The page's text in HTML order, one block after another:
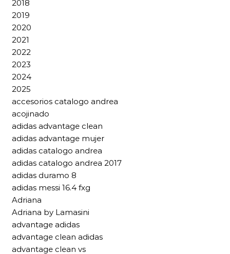
2018
2019
2020
2021
2022
2023
2024
2025
accesorios catalogo andrea
acojinado
adidas advantage clean
adidas advantage mujer
adidas catalogo andrea
adidas catalogo andrea 2017
adidas duramo 8
adidas messi 16.4 fxg
Adriana
Adriana by Lamasini
advantage adidas
advantage clean adidas
advantage clean vs